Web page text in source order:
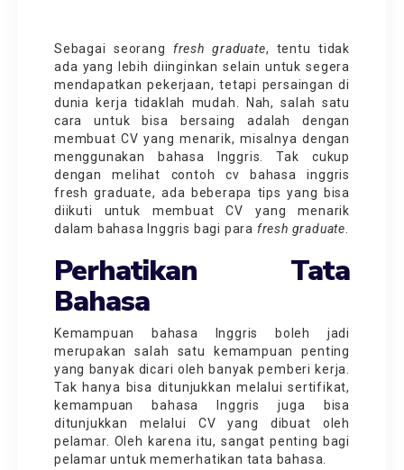
Sebagai seorang fresh graduate, tentu tidak
ada yang lebih diinginkan selain untuk segera
mendapatkan pekerjaan, tetapi persaingan di
dunia kerja tidaklah mudah. Nah, salah satu
cara untuk bisa bersaing adalah dengan
membuat CV yang menarik, misalnya dengan
menggunakan bahasa Inggris. Tak cukup
dengan melihat contoh cv bahasa inggris
fresh graduate, ada beberapa tips yang bisa
diikuti untuk membuat CV yang menarik
dalam bahasa Inggris bagi para fresh graduate
Perhatikan Tata
Bahasa
Kemampuan bahasa Inggris boleh jadi
merupakan salah satu kemampuan penting
yang banyak dicari oleh banyak pemberi kerja.
Tak hanya bisa ditunjukkan melalui sertifikat,
kemampuan bahasa Inggris juga bisa
ditunjukkan melalui CV yang dibuat oleh
pelamar. Oleh karena itu, sangat penting bagi
pelamar untuk memerhatikan tata bahasa.